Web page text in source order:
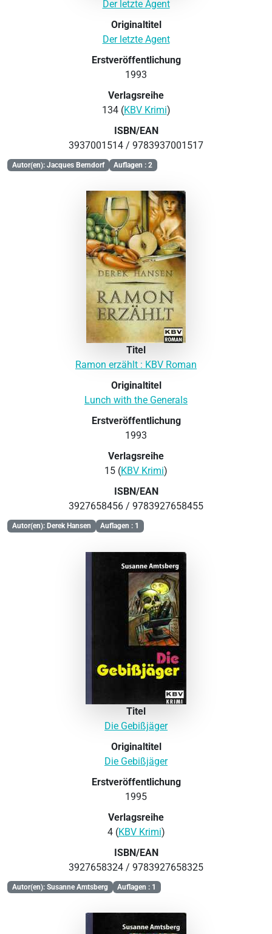
Der letzte Agent
Originaltitel
Der letzte Agent
Erstveröffentlichung
1993
Verlagsreihe
134 (KBV Krimi)
ISBN/EAN
3937001514 / 9783937001517
Autor(en): Jacques Berndorf Auflagen : 2
Titel
Ramon erzählt : KBV Roman
Originaltitel
Lunch with the Generals
Erstveröffentlichung
1993
Verlagsreihe
15 (KBV Krimi)
ISBN/EAN
3927658456 / 9783927658455
Autor(en): Derek Hansen Auflagen : 1
Titel
Die Gebißjäger
Originaltitel
Die Gebißjäger
Erstveröffentlichung
1995
Verlagsreihe
4 (KBV Krimi)
ISBN/EAN
3927658324 / 9783927658325
Autor(en): Susanne Amtsberg Auflagen : 1